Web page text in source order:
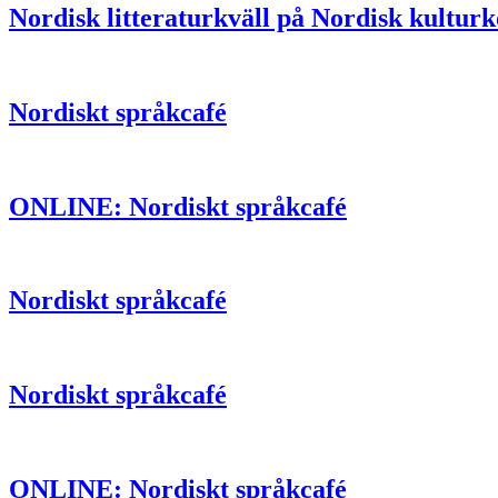
Nordisk litteraturkväll på Nordisk
Nordiskt språkcafé
ONLINE: Nordiskt språkcafé
Nordiskt språkcafé
Nordiskt språkcafé
ONLINE: Nordiskt språkcafé